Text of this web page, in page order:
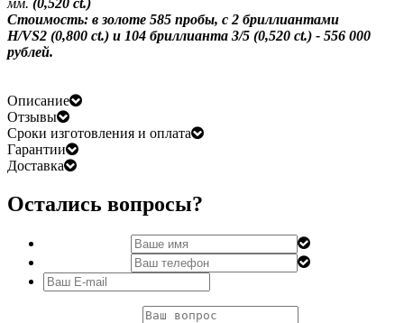
Стоимость: в золоте 585 пробы, с 2 бриллиантами
H/VS2 (0,800 ct.) и 104 бриллианта 3/5 (0,520 ct.) - 556 000
рублей.
Описание
Отзывы
Сроки изготовления и оплата
Гарантии
Доставка
Остались вопросы?